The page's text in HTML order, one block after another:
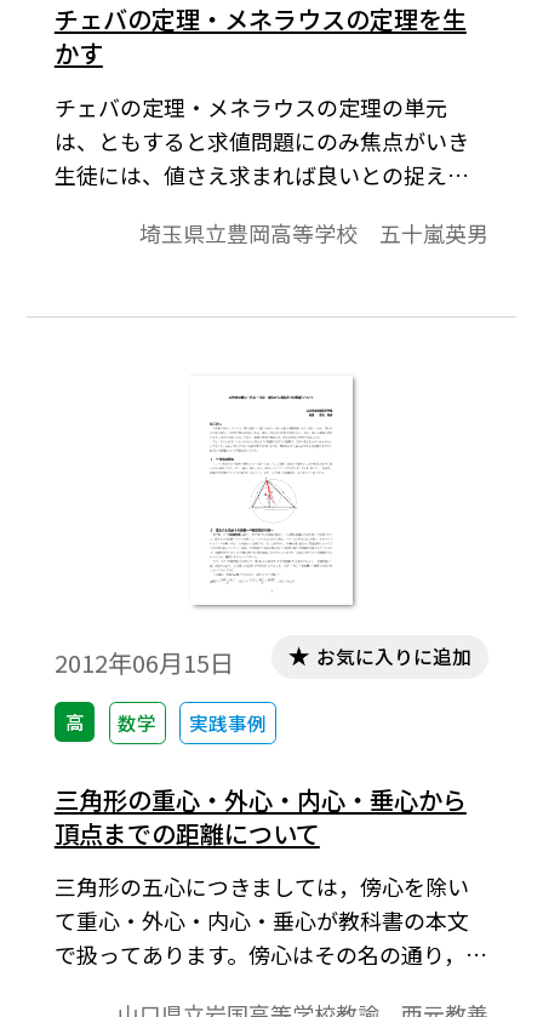
チェバの定理・メネラウスの定理を生
かす
チェバの定理・メネラウスの定理の単元
は、ともすると求値問題にのみ焦点がいき
生徒には、値さえ求まれば良いとの捉え方
命であり、教員側の工夫で様々な応用は可
埼玉県立豊岡高等学校 五十嵐英男
2012年06月15日
高 数学 実践事例
お気に入りに追加
三角形の重心・外心・内心・垂心から
頂点までの距離について
三角形の五心につきましては，傍心を除い
て重心・外心・内心・垂心が教科書の本文
で扱ってあります。傍心はその名の通り，三